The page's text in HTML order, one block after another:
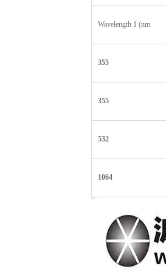
Wavelength 1 (nm
355
355
532
1064